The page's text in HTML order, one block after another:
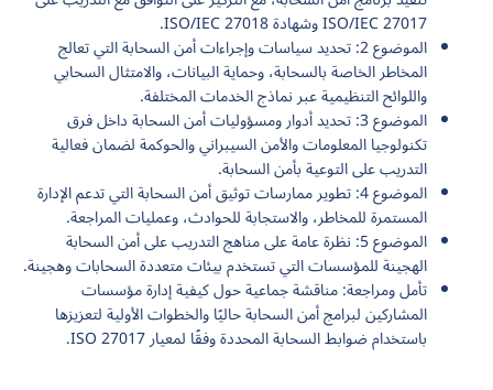
ISO/IEC 27017 وشهادة ISO/IEC 27018.
الموضوع 2: تحديد سياسات وإجراءات أمن السحابة التي تعالج
المخاطر الخاصة بالسحابة، وحماية البيانات، والامتثال السحابي
واللوائح التنظيمية عبر نماذج الخدمات المختلفة.
الموضوع 3: تحديد أدوار ومسؤوليات أمن السحابة داخل فرق
تكنولوجيا المعلومات والأمن السيبراني والحوكمة لضمان فعالية
التدريب على التوعية بأمن السحابة.
الموضوع 4: تطوير ممارسات توثيق أمن السحابة التي تدعم الإدارة
المستمرة للمخاطر، والاستجابة للحوادث، وعمليات المراجعة.
الموضوع 5: نظرة عامة على مناهج التدريب على أمن السحابة
الهجينة للمؤسسات التي تستخدم بيئات متعددة السحابات وهجينة.
تأمل ومراجعة: مناقشة جماعية حول كيفية إدارة مؤسسات
المشاركين لبرامج أمن السحابة حاليًا والخطوات الأولية لتعزيزها
باستخدام ضوابط السحابة المحددة وفقًا لمعيار ISO 27017.